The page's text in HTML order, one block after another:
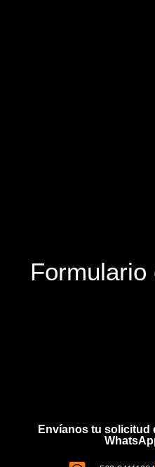
Formulario
Envíanos tu solicitud